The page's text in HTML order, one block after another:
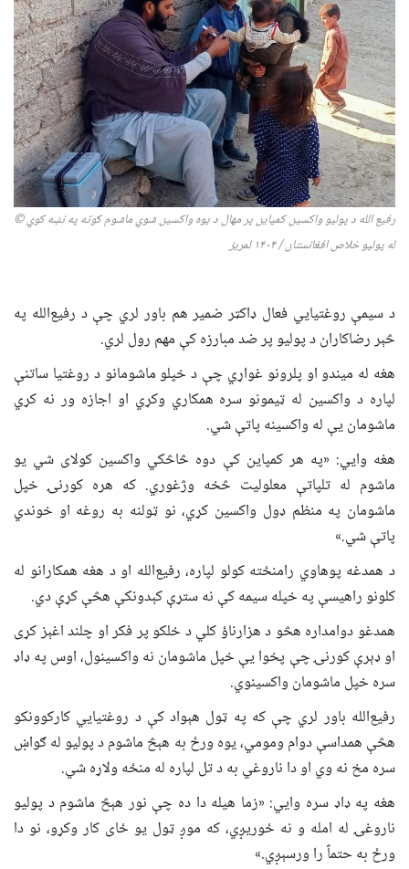
رفیع اللهد پولیو واکسین کمپاین پر مهال دیوهواکسین شوي ماشوم ګوته په نښه کوي©
له پولیو خلاص افغانستان / ۱۴۰۴ لمریز
د سیمې روغتیایي فعال ډاکټر ضمیر هم باور لري چې د رفیع‌الله په
څېر رضاکاران د پولیو پر ضد مبارزه کې مهم رول لري.
هغه له میندو او پلرونو غواړي چې د خپلو ماشومانو د روغتیا ساتنې
لپاره د واکسین له ټیمونو سره همکاري وکړي او اجازه ور نه کړي
ماشومان یې له واکسینه پاتې شي.
هغه وايي: «په هر کمپاین کې دوه څاڅکي واکسین کولای شي یو
ماشوم له تلپاتې معلولیت څخه وژغوري. که هره کورنۍ خپل
ماشومان په منظم ډول واکسین کړي، نو ټولنه به روغه او خوندي
پاتې شي.»
د همدغه پوهاوي رامنځته کولو لپاره، رفیع‌الله او د هغه همکارانو له
کلونو راهیسې په خپله سیمه کې نه ستړې کېدونکې هڅې کړې دي.
همدغو دوامداره هڅو د هزارناؤ کلي د خلکو پر فکر او چلند اغېز کړی
او ډېرې کورنۍ چې پخوا یې خپل ماشومان نه واکسینول، اوس په ډاډ
سره خپل ماشومان واکسینوي.
رفیع‌الله باور لري چې که په ټول هېواد کې د روغتیايي کارکوونکو
هڅې همداسې دوام ومومي، یوه ورځ به هېڅ ماشوم د پولیو له ګواښ
سره مخ نه وي او دا ناروغي به د تل لپاره له منځه ولاړه شي.
هغه په ډاډ سره وايي: «زما هیله دا ده چې نور هېڅ ماشوم د پولیو
ناروغۍ له امله و نه ځوریږي، که موږ ټول یو ځای کار وکړو، نو دا
ورځ به حتماً را ورسېږي.»